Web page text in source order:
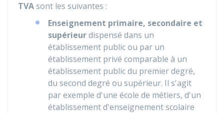
TVAsont les suivantes :
Enseignement primaire, secondaire et
supérieurdispensé dans un
établissement public ou par un
établissement privé comparable à un
établissement public du premier degré,
du second degré ou supérieur. Il s'agit
par exemple d'une école de métiers, d'un
établissement d'enseignement scolaire